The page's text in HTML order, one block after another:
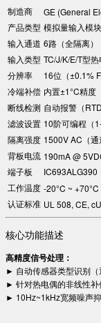
制造商
GE (General
产品类型 模拟量输入模块
输入通道 6路（全隔离）
输入类型 TC/J/K/E/T型
分辨率
16位（±0.1%
冷端补偿 内置±1°C精度
断线检测 自动报警（
滤波设置 10阶可编程（
隔离强度 1500V AC（通
背板电流 190mA @
端子板
IC693ALG390
工作温度 -20°C ~ +70°C
认证标准 UL 508, CE,
核心功能描述
高精度信号处理：​
► 自动传感器类型识别（
► 针对热电偶的非线性补
► 10Hz~1kHz宽频噪声